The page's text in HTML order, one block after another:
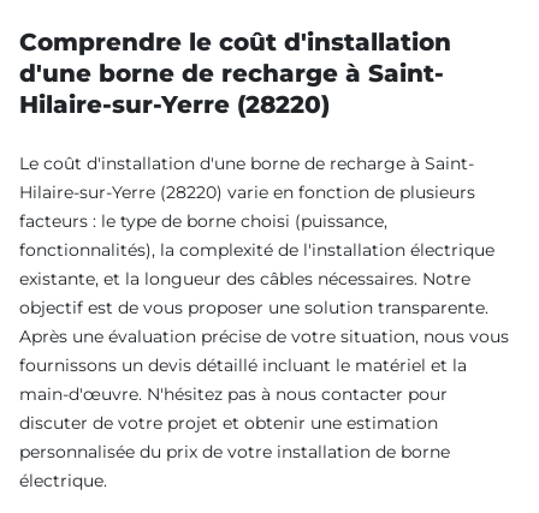
Comprendre le coût d'installation
d'une borne de recharge à Saint-
Hilaire-sur-Yerre (28220)
Le coût d'installation d'une borne de recharge à Saint-
Hilaire-sur-Yerre (28220) varie en fonction de plusieurs
facteurs : le type de borne choisi (puissance,
fonctionnalités), la complexité de l'installation électrique
existante, et la longueur des câbles nécessaires. Notre
objectif est de vous proposer une solution transparente.
Après une évaluation précise de votre situation, nous vous
fournissons un devis détaillé incluant le matériel et la
main-d'œuvre. N'hésitez pas à nous contacter pour
discuter de votre projet et obtenir une estimation
personnalisée du prix de votre installation de borne
électrique.